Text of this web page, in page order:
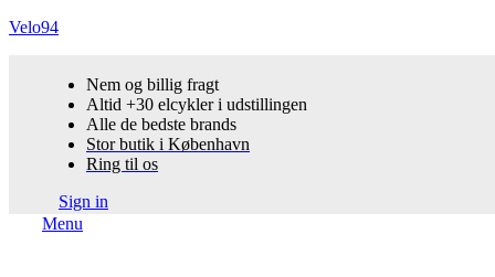
Velo94
Nem og billig fragt
Altid +30 elcykler i udstillingen
Alle de bedste brands
Stor butik i København
Ring til os
Sign in
Menu